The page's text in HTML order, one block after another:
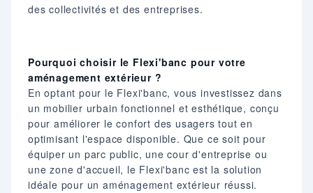
des collectivités et des entreprises.
Pourquoi choisir le Flexi'banc pour votre
aménagement extérieur ?
En optant pour le Flexi'banc, vous investissez dans
un mobilier urbain fonctionnel et esthétique, conçu
pour améliorer le confort des usagers tout en
optimisant l'espace disponible. Que ce soit pour
équiper un parc public, une cour d'entreprise ou
une zone d'accueil, le Flexi'banc est la solution
idéale pour un aménagement extérieur réussi.